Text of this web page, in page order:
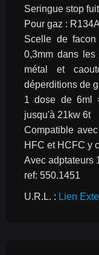
Seringue stop
Pour gaz :
Scelle de
0,3mm dans les
métal et
déperditions de
1 dose de 6ml
jusqu'à 21kw 6t
Compatible
HFC et HCFC y
Avec adptateurs
ref: 550.1451
U.R.L. : Lien